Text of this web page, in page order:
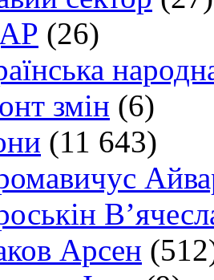
(26)
змін (6)
(11 643)
Арсен